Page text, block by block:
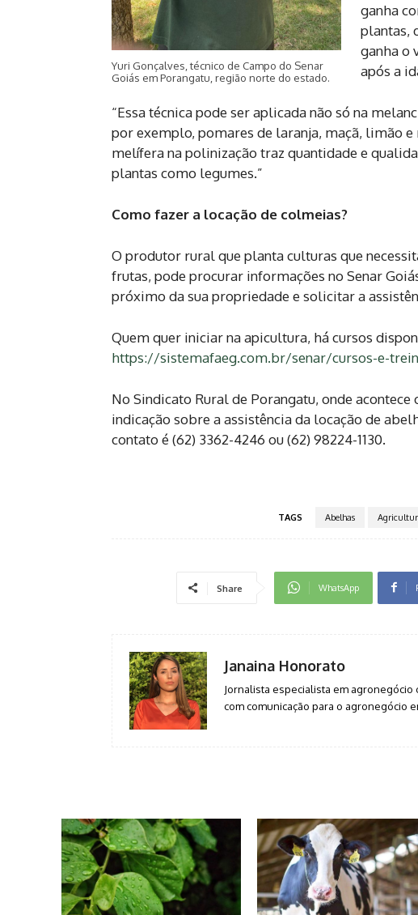
Yuri Gonçalves, técnico de Campo do Senar
Goiás em Porangatu, região norte do estado.
ganha
plantas,
ganha o
após a
“Essa técnica pode ser aplicada não só na
por exemplo, pomares de laranja, maçã, limão
melífera na polinização traz quantidade e
plantas como legumes.”
Como fazer a locação de colmeias?
O produtor rural que planta culturas que
frutas, pode procurar informações no Senar
próximo da sua propriedade e solicitar a
Quem quer iniciar na apicultura, há cursos
https://sistemafaeg.com.br/senar/cursos-e-
No Sindicato Rural de Porangatu, onde
indicação sobre a assistência da locação de
contato é (62) 3362-4246 ou (62) 98224-1130.
TAGS Abelhas
Share WhatsApp
Janaina Honorato
Jornalista especialista em agronegócio
com comunicação para o agronegócio